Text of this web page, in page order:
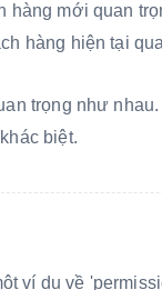
hàng mới quan
hàng hiện tại
trọng như nhau.
biệt.
ví dụ về